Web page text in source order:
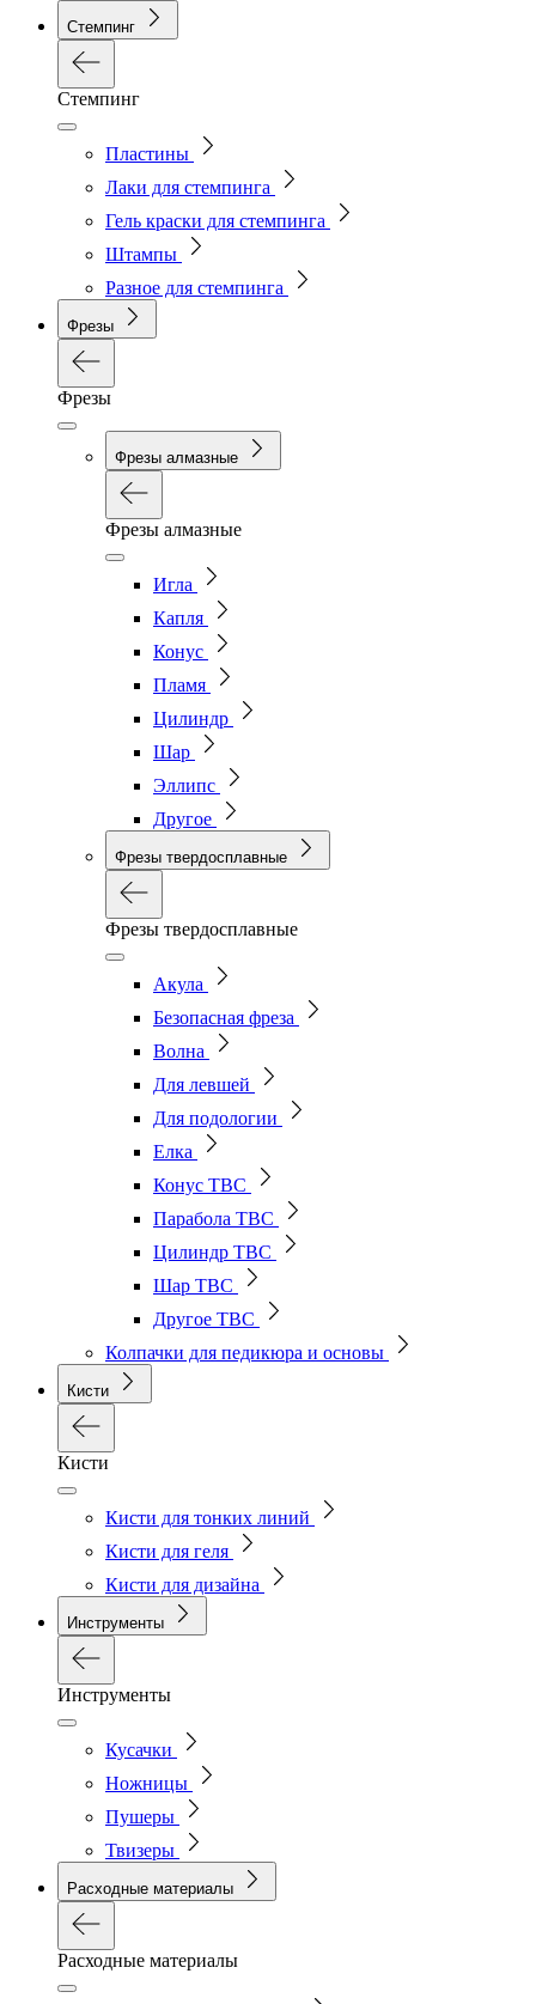
Стемпинг
Стемпинг
Пластины
Лаки для стемпинга
Гель краски для стемпинга
Штампы
Разное для стемпинга
Фрезы
Фрезы
Фрезы алмазные
Фрезы алмазные
Игла
Капля
Конус
Пламя
Цилиндр
Шар
Эллипс
Другое
Фрезы твердосплавные
Фрезы твердосплавные
Акула
Безопасная фреза
Волна
Для левшей
Для подологии
Елка
Конус ТВС
Парабола ТВС
Цилиндр ТВС
Шар ТВС
Другое ТВС
Колпачки для педикюра и основы
Кисти
Кисти
Кисти для тонких линий
Кисти для геля
Кисти для дизайна
Инструменты
Инструменты
Кусачки
Ножницы
Пушеры
Твизеры
Расходные материалы
Расходные материалы